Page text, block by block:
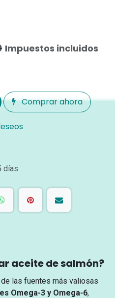
Impuestos incluidos
Comprar ahora
días
aceite de salmón?
las fuentes más valiosas
Omega-3 y Omega-6,